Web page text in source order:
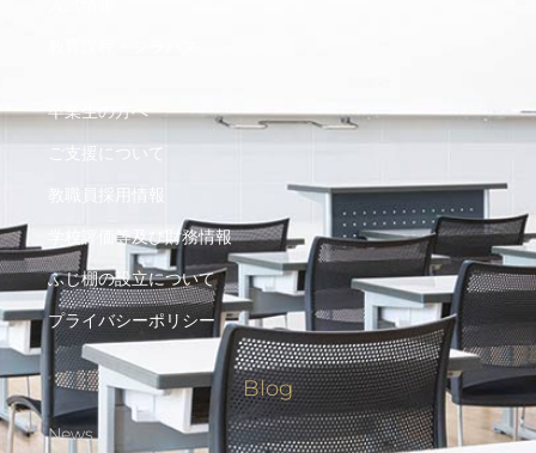
卒業生の方へ
ご支援について
教職員採用情報
学校評価等及び財務情報
ふじ棚の設立について
プライバシーポリシー
Blog
News